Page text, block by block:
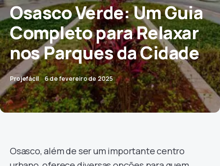
Osasco Verde: Um Guia
Completo para Relaxar
nos Parques da Cidade
Projefácil 6 de fevereiro de 2025
Osasco, além de ser um importante centro